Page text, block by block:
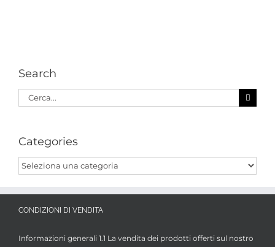
Search
Cerca
Categories
Categories
CONDIZIONI DI VENDITA
Informazioni generali 1.1 La vendita dei prodotti offerti sul nostro